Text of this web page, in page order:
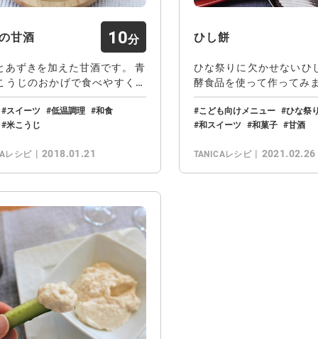
甘酒 10
あずきを加えた甘酒です。 青
うじのおかげで食べやすくな
茶の様…
スイーツ 低温調理
和食
米こうじ
レシピ 2018.01.21
ひし餅
ひな祭りに欠かせないひ
酵食品を使って作ってみ
麗な3色に仕…
こども向けメニュー
ひな祭
和スイーツ
和菓子 甘酒
TANICAレシピ 2021.02.26